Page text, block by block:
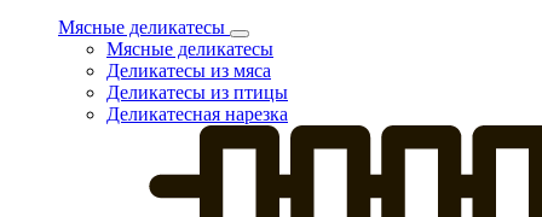
Мясные деликатесы
Мясные деликатесы
Деликатесы из мяса
Деликатесы из птицы
Деликатесная нарезка